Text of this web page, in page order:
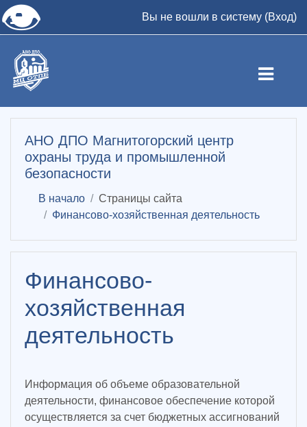
👁 Вы не вошли в систему (Вход)
АНО ДПО Магнитогорский центр
охраны труда и промышленной
безопасности
В начало
Страницы сайта
Финансово-хозяйственная деятельность
Финансово-
хозяйственная
деятельность
Информация об объеме образовательной
деятельности, финансовое обеспечение которой
осуществляется за счет бюджетных ассигнований